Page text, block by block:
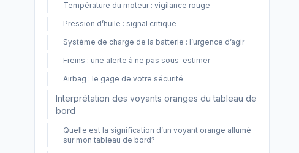
Température du moteur : vigilance rouge
Pression d’huile : signal critique
Système de charge de la batterie : l’urgence d’agir
Freins : une alerte à ne pas sous-estimer
Airbag : le gage de votre sécurité
Interprétation des voyants oranges du tableau de
bord
Quelle est la signification d’un voyant orange allumé
sur mon tableau de bord?